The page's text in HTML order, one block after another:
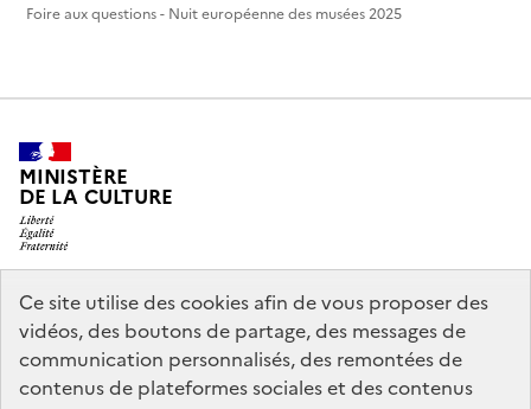
Ce site utilise des cookies afin de vous proposer des
vidéos, des boutons de partage, des messages de
communication personnalisés, des remontées de
contenus de plateformes sociales et des contenus
Foire aux questions - Nuit européenne des musées 2025
MINISTÈRE
DE LA CULTURE
legifrance.gouv.fr
info.gouv.fr
service-public.gouv.fr
data.gouv.fr